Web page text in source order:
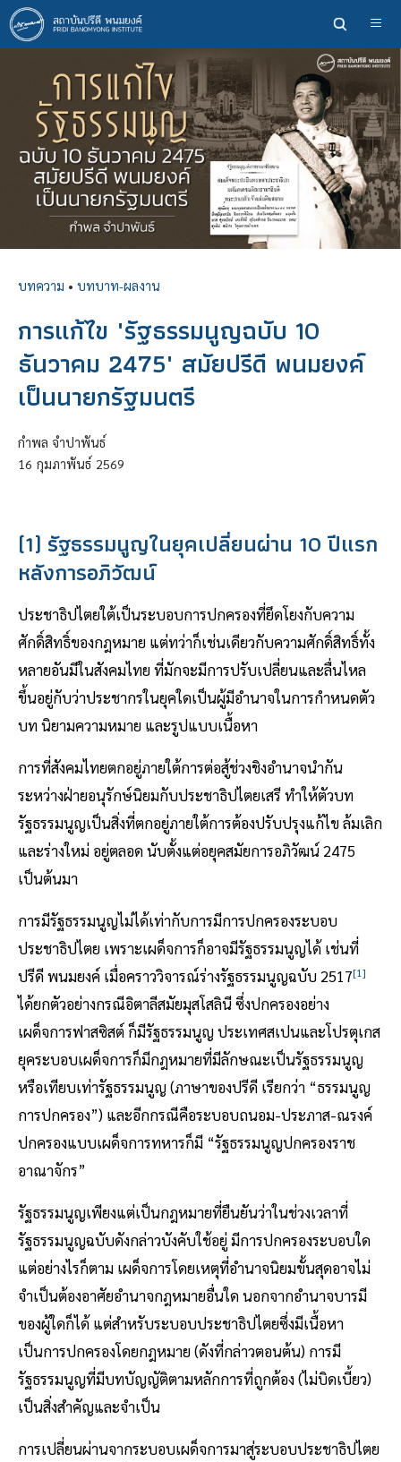
ข้าม
ไป
ยัง
บทความ • บทบาท-ผลงาน
การแก้ไข "รัฐธรรมนูญฉบับ 10
ธันวาคม 2475" สมัยปรีดี พนมยงค์
เป็นนายกรัฐมนตรี
กำพล จำปาพันธ์
16 กุมภาพันธ์ 2569
(1) รัฐธรรมนูญในยุคเปลี่ยนผ่าน 10 ปีแรก
หลังการอภิวัฒน์
ประชาธิปไตยใต้เป็นระบอบการปกครองที่ยึดโยงกับความ
ศักดิ์สิทธิ์ของกฎหมาย แต่ทว่าก็เช่นเดียวกับความศักดิ์สิทธิ์ทั้ง
หลายอันมีในสังคมไทย ที่มักจะมีการปรับเปลี่ยนและลื่นไหล
ขึ้นอยู่กับว่าประชากรในยุคใดเป็นผู้มีอำนาจในการกำหนดตัว
บท นิยามความหมาย และรูปแบบเนื้อหา
การที่สังคมไทยตกอยู่ภายใต้การต่อสู้ช่วงชิงอำนาจนำกัน
ระหว่างฝ่ายอนุรักษ์นิยมกับประชาธิปไตยเสรี ทำให้ตัวบท
รัฐธรรมนูญเป็นสิ่งที่ตกอยู่ภายใต้การต้องปรับปรุงแก้ไข ล้มเลิก
และร่างใหม่ อยู่ตลอด นับตั้งแต่อยุคสมัยการอภิวัฒน์ 2475
เป็นต้นมา
การมีรัฐธรรมนูญไม่ได้เท่ากับการมีการปกครองระบอบ
ประชาธิปไตย เพราะเผด็จการก็อาจมีรัฐธรรมนูญได้ เช่นที่
ปรีดี พนมยงค์ เมื่อคราววิจารณ์ร่างรัฐธรรมนูญฉบับ 2517[1]
ได้ยกตัวอย่างกรณีอิตาลีสมัยมุสโสลินี ซึ่งปกครองอย่าง
เผด็จการฟาสซิสต์ ก็มีรัฐธรรมนูญ ประเทศสเปนและโปรตุเกส
ยุคระบอบเผด็จการก็มีกฎหมายที่มีลักษณะเป็นรัฐธรรมนูญ
หรือเทียบเท่ารัฐธรรมนูญ (ภาษาของปรีดี เรียกว่า “ธรรมนูญ
การปกครอง”) และอีกกรณีคือระบอบถนอม-ประภาส-ณรงค์
ปกครองแบบเผด็จการทหารก็มี “รัฐธรรมนูญปกครองราช
อาณาจักร”
รัฐธรรมนูญเพียงแต่เป็นกฎหมายที่ยืนยันว่าในช่วงเวลาที่
รัฐธรรมนูญฉบับดังกล่าวบังคับใช้อยู่ มีการปกครองระบอบใด
แต่อย่างไรก็ตาม เผด็จการโดยเหตุที่อำนาจนิยมขั้นสุดอาจไม่
จำเป็นต้องอาศัยอำนาจกฎหมายอื่นใด นอกจากอำนาจบารมี
ของผู้ใดก็ได้ แต่สำหรับระบอบประชาธิปไตยซึ่งมีเนื้อหา
เป็นการปกครองโดยกฎหมาย (ดังที่กล่าวตอนต้น) การมี
รัฐธรรมนูญที่มีบทบัญญัติตามหลักการที่ถูกต้อง (ไม่บิดเบี้ยว)
เป็นสิ่งสำคัญและจำเป็น
การเปลี่ยนผ่านจากระบอบเผด็จการมาสู่ระบอบประชาธิปไตย